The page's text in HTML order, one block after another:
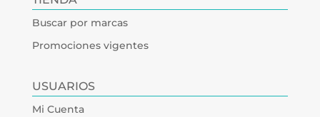
Buscar por marcas
Promociones vigentes
USUARIOS
Mi Cuenta